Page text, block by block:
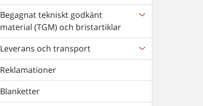
Begagnat tekniskt godkänt
material (TGM) och bristartiklar
Leverans och transport
Reklamationer
Blanketter